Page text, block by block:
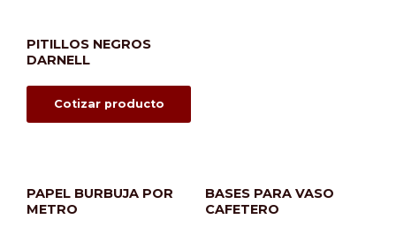
PITILLOS NEGROS
DARNELL
Cotizar producto
PAPEL BURBUJA POR
METRO
BASES PARA VASO
CAFETERO